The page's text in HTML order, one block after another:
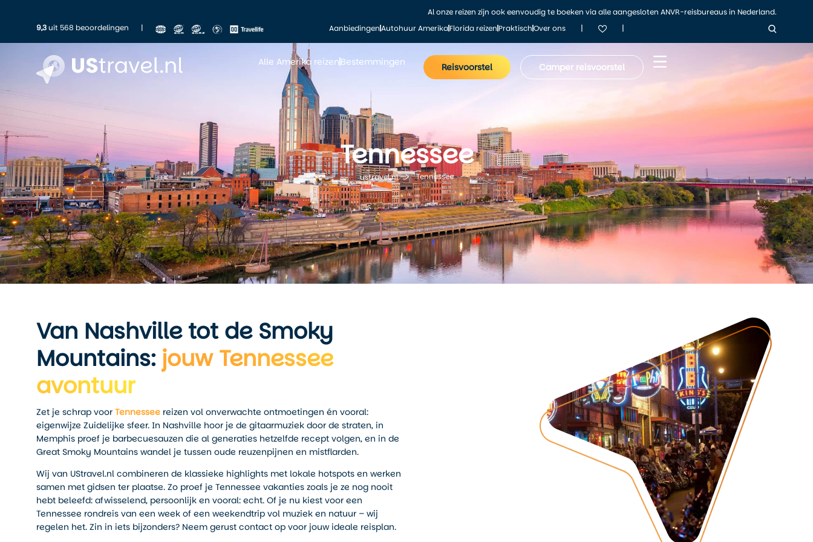
Al onze reizen zijn ook eenvoudig te boeken via alle aangesloten ANVR-reisbureaus in Nederland.
9,3uit 568 beoordelingen | AanbiedingenAutohuur AmerikaFlorida reizenPraktischOver ons | |
Alle Amerika reizen Bestemmingen Reisvoorstel Camper reisvoorstel
Tennessee
ustravel.nl Tennessee
Van Nashville tot de Smoky
Mountains: jouw Tennessee
avontuur
Zet je schrap voor Tennessee reizen vol onverwachte ontmoetingen én vooral:
eigenwijze Zuidelijke sfeer. In Nashville hoor je de gitaarmuziek door de straten, in
Memphis proef je barbecue­sauzen die al generaties hetzelfde recept volgen, en in de
Great Smoky Mountains wandel je tussen oude reuzenpijnen en mistflarden.
Wij van UStravel.nl combineren de klassieke highlights met lokale hotspots en werken
samen met gidsen ter plaatse. Zo proef je Tennessee vakanties zoals je ze nog nooit
hebt beleefd: afwisselend, persoonlijk en vooral: echt. Of je nu kiest voor een
Tennessee rondreis van een week of een weekendtrip vol muziek en natuur – wij
regelen het. Zin in iets bijzonders? Neem gerust contact op voor jouw ideale reisplan.